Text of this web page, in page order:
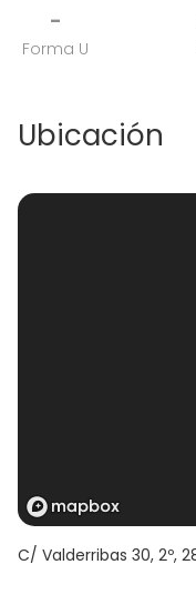
-
Forma U
Ubicación
C/ Valderribas 30, 2º,